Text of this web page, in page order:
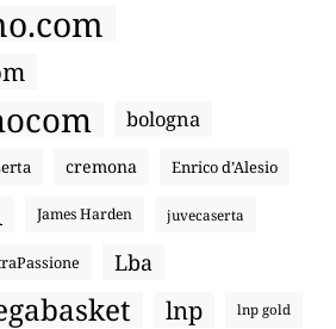
bologna
cremona Enrico d’Alesio
James Harden juvecaserta
Lba
lnp lnp gold